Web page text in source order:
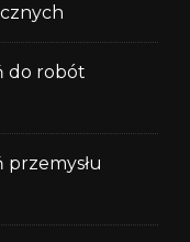
do robót